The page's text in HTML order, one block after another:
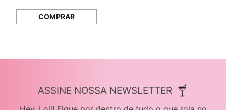
COMPRAR
ASSINE NOSSA NEWSLETTER